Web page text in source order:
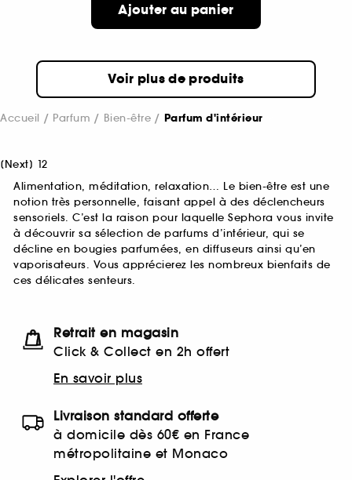
Ajouter au panier
Voir plus de produits
Accueil Parfum Bien-être Parfum d'intérieur
[Next] 12
Alimentation, méditation, relaxation… Le bien-être est une
notion très personnelle, faisant appel à des déclencheurs
sensoriels. C’est la raison pour laquelle Sephora vous invite
à découvrir sa sélection de parfums d’intérieur, qui se
décline en bougies parfumées, en diffuseurs ainsi qu’en
vaporisateurs. Vous apprécierez les nombreux bienfaits de
ces délicates senteurs.
Retrait en magasin
Click & Collect en 2h offert
En savoir plus
Livraison standard offerte
à domicile dès 60€ en France
métropolitaine et Monaco